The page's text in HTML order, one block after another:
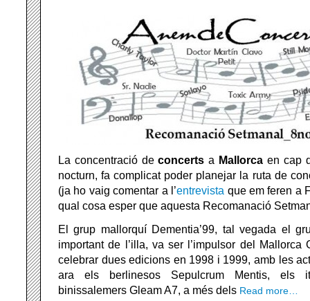
La concentració deconcerts a Mallorca en cap
nocturn, fa complicat poder planejar la ruta de
(ja ho vaig comentar a l’entrevista que em feren a
qual cosa esper que aquesta Recomanació
El grup mallorquí Dementia’99, tal vegada el
important de l’illa, va ser l’impulsor del Mallorca
celebrar dues edicions en 1998 i 1999, amb les
ara els berlinesos Sepulcrum Mentis, els
binissalemers Gleam A7, a més dels Read more…